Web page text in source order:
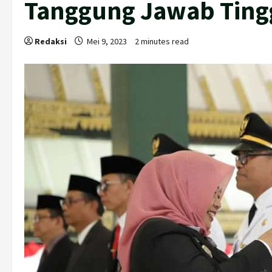
Tanggung Jawab
Redaksi Mei 9, 2023 2 minutes read